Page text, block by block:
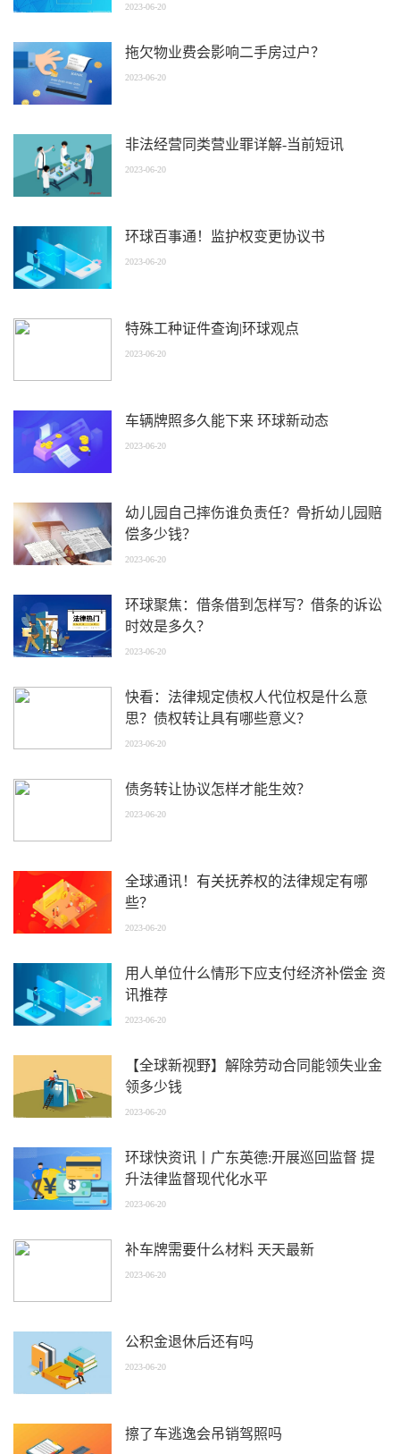
2023-06-20
拖欠物业费会影响二手房过户？
2023-06-20
非法经营同类营业罪详解-当前短讯
2023-06-20
环球百事通！监护权变更协议书
2023-06-20
特殊工种证件查询|环球观点
2023-06-20
车辆牌照多久能下来 环球新动态
2023-06-20
幼儿园自己摔伤谁负责任？骨折幼儿园赔
偿多少钱？
2023-06-20
环球聚焦：借条借到怎样写？借条的诉讼
时效是多久？
2023-06-20
快看：法律规定债权人代位权是什么意
思？债权转让具有哪些意义？
2023-06-20
债务转让协议怎样才能生效？
2023-06-20
全球通讯！有关抚养权的法律规定有哪
些？
2023-06-20
用人单位什么情形下应支付经济补偿金 资
讯推荐
2023-06-20
【全球新视野】解除劳动合同能领失业金
领多少钱
2023-06-20
环球快资讯丨广东英德:开展巡回监督 提
升法律监督现代化水平
2023-06-20
补车牌需要什么材料 天天最新
2023-06-20
公积金退休后还有吗
2023-06-20
擦了车逃逸会吊销驾照吗